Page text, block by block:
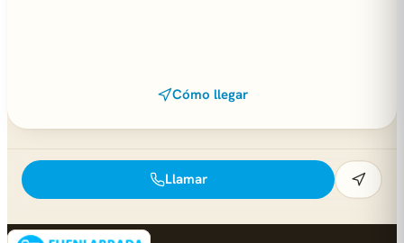
Cómo llegar
Llamar